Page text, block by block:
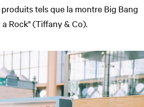
tels que la montre Big Bang
Rock" (Tiffany & Co).